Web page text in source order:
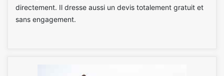
directement. Il dresse aussi un devis totalement gratuit et
sans engagement.